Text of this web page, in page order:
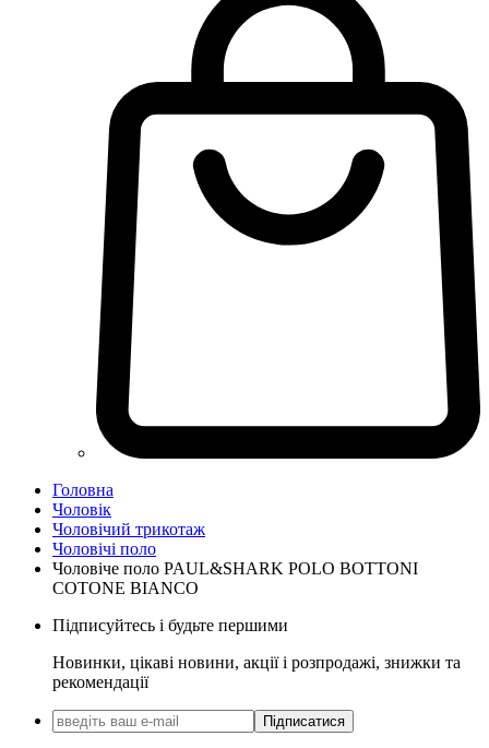
Головна
Чоловік
Чоловічий трикотаж
Чоловічі поло
Чоловіче поло PAUL&SHARK POLO BOTTONI
COTONE BIANCO
Підписуйтесь і будьте першими
Новинки, цікаві новини, акції і розпродажі, знижки та
рекомендації
Підписатися